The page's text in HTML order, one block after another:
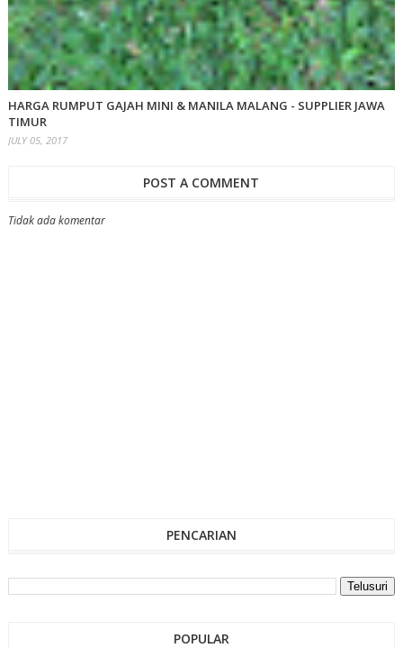
HARGA RUMPUT GAJAH MINI & MANILA MALANG - SUPPLIER JAWA
TIMUR
JULY 05, 2017
POST A COMMENT
Tidak ada komentar
PENCARIAN
POPULAR